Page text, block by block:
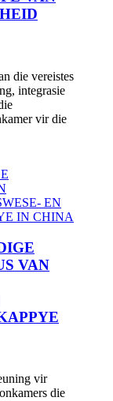
die vereistes
integrasie
vir die
VAN
vir
die